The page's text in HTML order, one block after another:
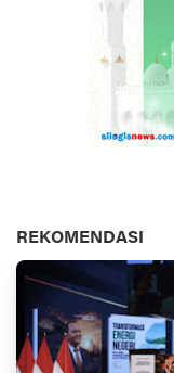
REKOMENDASI